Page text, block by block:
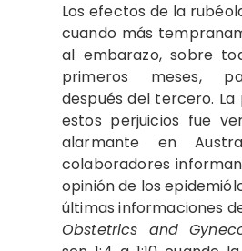
Los efectos de la
cuando más
al embarazo, sobre
primeros meses,
después del tercero.
estos perjuicios fue
alarmante en
colaboradores informan
opinión de los
últimas informaciones
Obstetrics and